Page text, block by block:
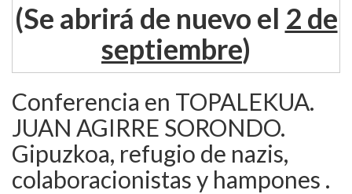
(Se abrirá de nuevo el 2 de
septiembre)
Conferencia en TOPALEKUA.
JUAN AGIRRE SORONDO.
Gipuzkoa, refugio de nazis,
colaboracionistas y hampones .